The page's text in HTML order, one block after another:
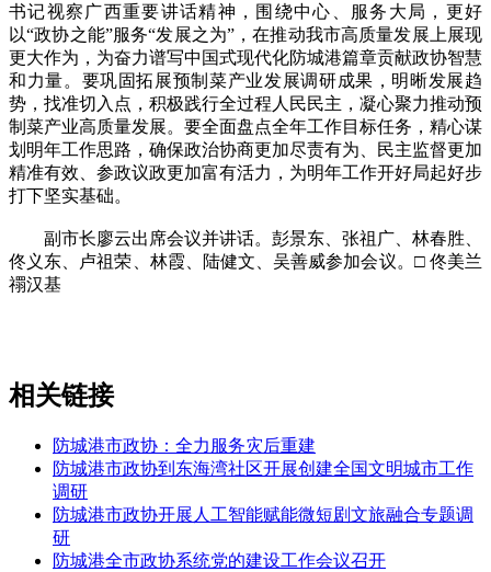
书记视察广西重要讲话精神，围绕中心、服务大局，更好
以“政协之能”服务“发展之为”，在推动我市高质量发展上展现
更大作为，为奋力谱写中国式现代化防城港篇章贡献政协智慧
和力量。要巩固拓展预制菜产业发展调研成果，明晰发展趋
势，找准切入点，积极践行全过程人民民主，凝心聚力推动预
制菜产业高质量发展。要全面盘点全年工作目标任务，精心谋
划明年工作思路，确保政治协商更加尽责有为、民主监督更加
精准有效、参政议政更加富有活力，为明年工作开好局起好步
打下坚实基础。
副市长廖云出席会议并讲话。彭景东、张祖广、林春胜、
佟义东、卢祖荣、林霞、陆健文、吴善威参加会议。□ 佟美兰
禤汉基
相关链接
防城港市政协：全力服务灾后重建
防城港市政协到东海湾社区开展创建全国文明城市工作
调研
防城港市政协开展人工智能赋能微短剧文旅融合专题调
研
防城港全市政协系统党的建设工作会议召开